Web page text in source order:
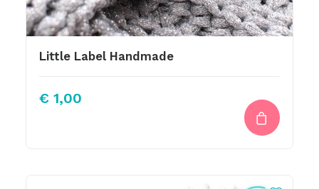
Little Label Handmade
€ 1,00